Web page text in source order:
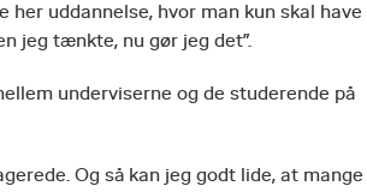
uddannelse, hvor man kun skal have
jeg tænkte, nu gør jeg det”.
underviserne og de studerende på
Og så kan jeg godt lide, at